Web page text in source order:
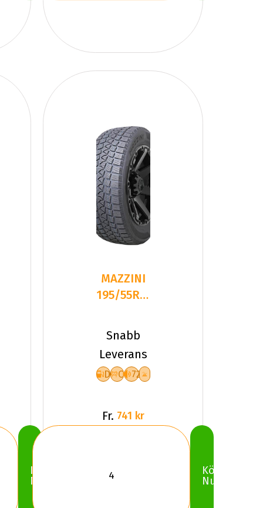
Köp
Nu
MAZZINI
195/55R16
SNOWLEOPARD
Snabb
Leverans
D C 72
Fr. 741 kr
Köp
Nu